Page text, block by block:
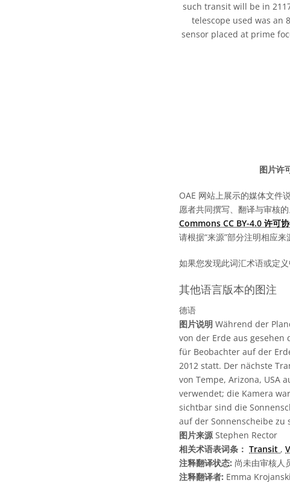
such transit will be in
telescope used was an
sensor placed at prime
图片许
OAE 网站上展示的媒体文件
愿者共同撰写、翻译与审核
Commons CC BY-4.0 许可
请根据“来源”部分注明相应来
如果您发现此词汇术语或定
其他语言版本的图注
德语
图片说明 Während der
von der Erde aus
für Beobachter auf der
2012 statt. Der nächste
von Tempe, Arizona, USA
verwendet; die Kamera
sichtbar sind die
auf der Sonnenscheibe zu
图片来源Stephen Rector
相关术语表词条： Transit ,
注释翻译状态: 尚未由审核人
注释翻译者: Emma Krojanski